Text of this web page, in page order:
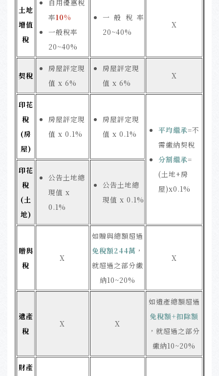
土地
增值
稅
自用優惠稅
率10%
一般稅率
20~40%
一般稅率
20~40%
X
契稅
房屋評定現
值 x 6%
房屋評定現
值 x 6%
X
印花
稅
(房
屋)
房屋評定現
值 x 0.1%
房屋評定現
值 x 0.1%
平均繼承=不
需繳納契稅
分割繼承=
(土地+房
屋)x0.1%
印花
稅
(土
地)
公告土地總
現值 x
0.1%
公告土地總
現值 x 0.1%
贈與
稅
X
如贈與總額超過
免稅額244萬 ，
就超過之部分繳
納10~20%
X
遺產
稅
X X
如遺產總額超過
免稅額+扣除額
，就超過之部分
繳納10~20%
財產